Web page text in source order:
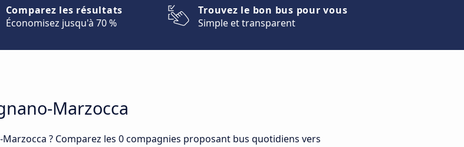
Comparez les résultats
Économisez jusqu'à 70 %
Trouvez le bon bus pour vous
Simple et transparent
Marzocca
? Comparez les 0 compagnies proposant bus quotidiens vers